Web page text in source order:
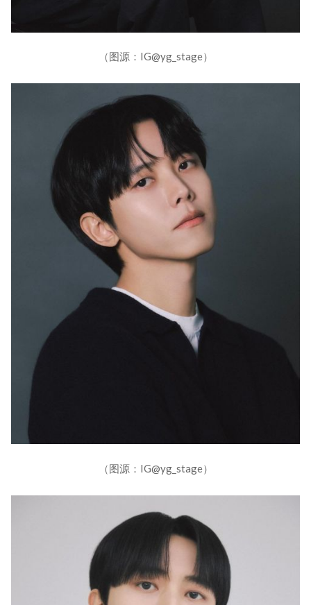
（图源：IG@yg_stage）
（图源：IG@yg_stage）